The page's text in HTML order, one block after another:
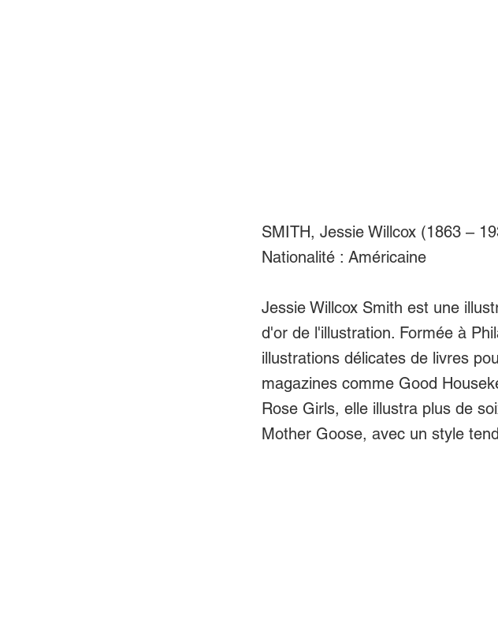
SMITH, Jessie Willcox (1863 –
Nationalité : Américaine
Jessie Willcox Smith est une
d'or de l'illustration. Formée à
illustrations délicates de livres
magazines comme Good
Rose Girls, elle illustra plus de
Mother Goose, avec un style